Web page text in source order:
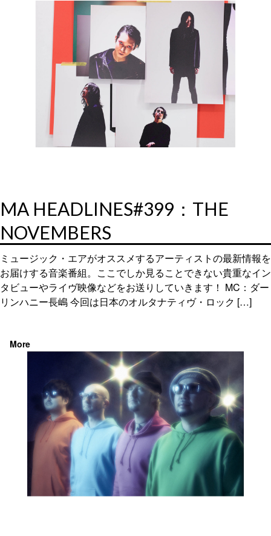
MA HEADLINES#399：THE
NOVEMBERS
ミュージック・エアがオススメするアーティストの最新情報を
お届けする音楽番組。ここでしか見ることできない貴重なイン
タビューやライヴ映像などをお送りしていきます！ MC：ダー
リンハニー長嶋 今回は日本のオルタナティヴ・ロック […]
More